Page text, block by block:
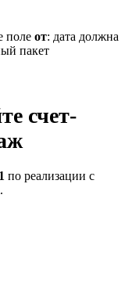
поле от: дата должна
пакет
счет-
по реализации с